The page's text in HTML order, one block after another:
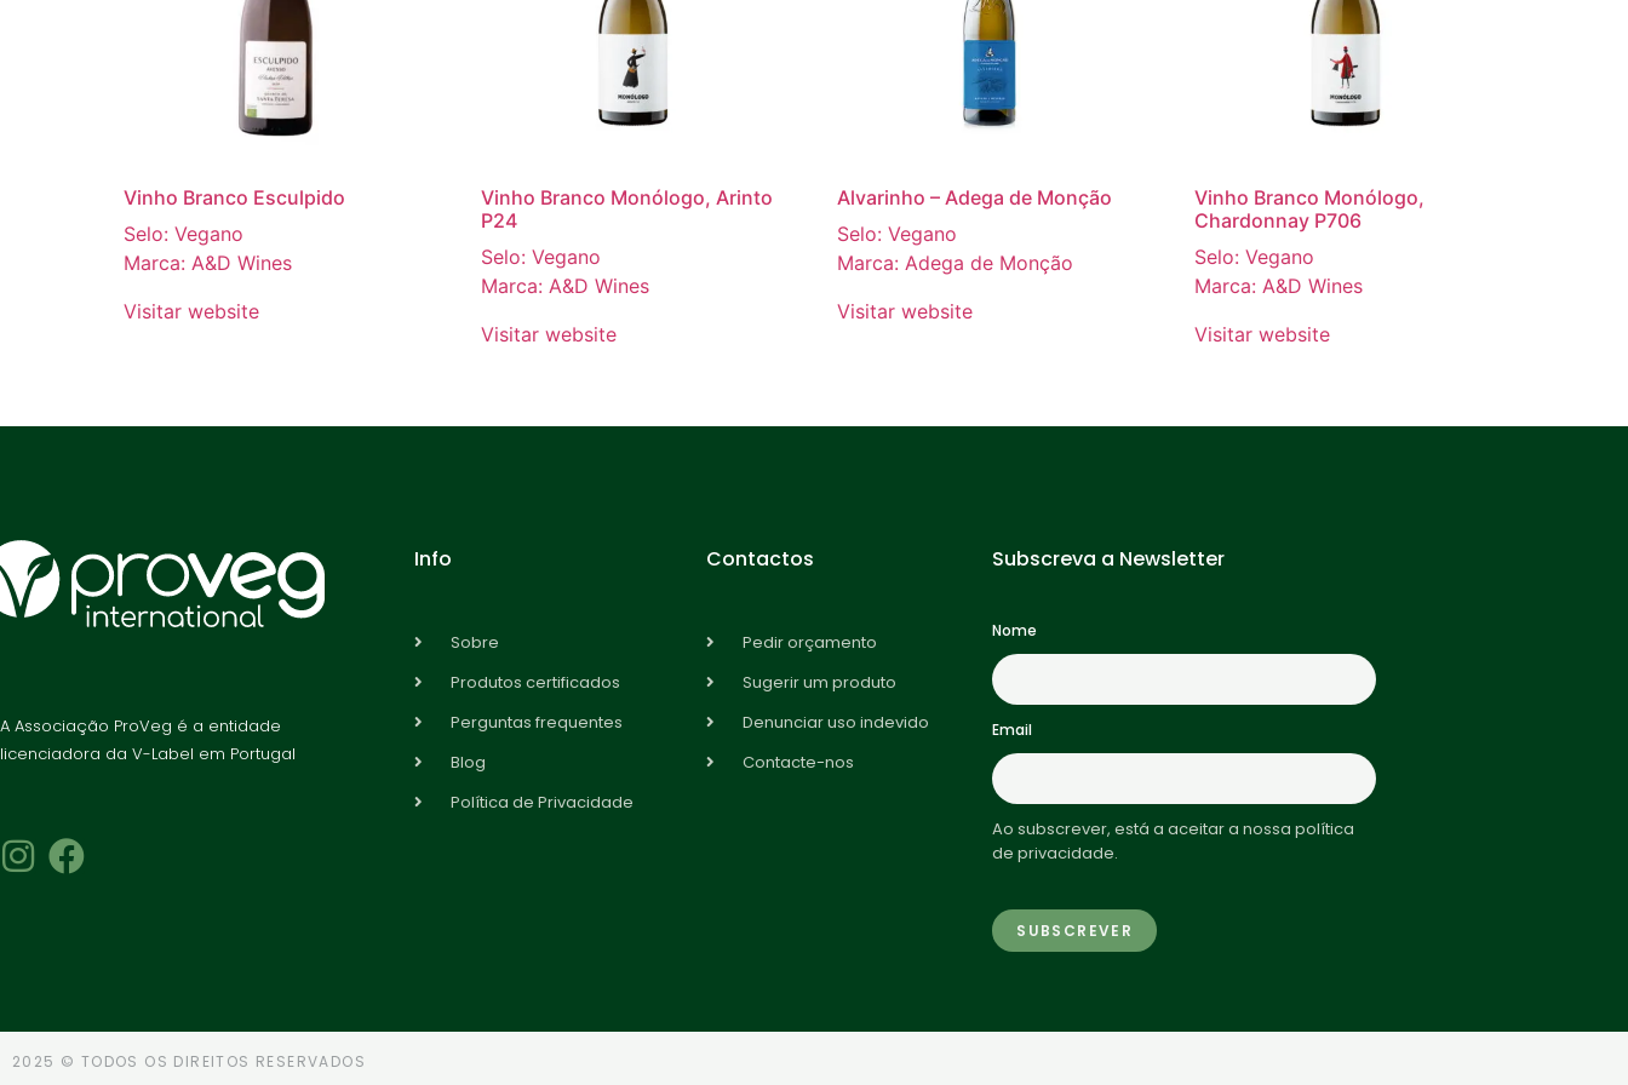
Vinho Branco Esculpido
Selo: Vegano
Marca: A&D Wines
Visitar website
Vinho Branco Monólogo, Arinto
P24
Selo: Vegano
Marca: A&D Wines
Visitar website
Alvarinho – Adega de Monção
Selo: Vegano
Marca: Adega de Monção
Visitar website
Vinho Branco Monólogo,
Chardonnay P706
Selo: Vegano
Marca: A&D Wines
Visitar website
A Associação ProVeg é a entidade
licenciadora da V-Label em Portugal
Info
Sobre
Produtos certificados
Perguntas frequentes
Blog
Política de Privacidade
Contactos
Pedir orçamento
Sugerir um produto
Denunciar uso indevido
Contacte-nos
Subscreva a Newsletter
Nome
Email
Ao subscrever, está a aceitar a nossa política
de privacidade.
2025 © TODOS OS DIREITOS RESERVADOS